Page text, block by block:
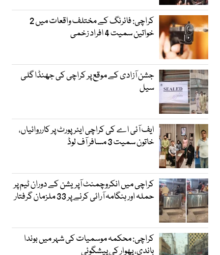
کراچی: فائرنگ کے مختلف واقعات میں 2
خواتین سمیت 4 افراد زخمی
جشن آزادی کے موقع پر کراچی کی جھنڈا گلی
سیل
ایف آئی اے کی کراچی ایئرپورٹ پر کارروائیاں،
خاتون سمیت 3 مسافر آف لوڈ
کراچی میں انکروچمنٹ آپریشن کے دوران ٹیم پر
حملہ اور ہنگامہ آرائی کرنے پر 33 ملزمان گرفتار
کراچی: محکمہ موسمیات کی شہر میں بوندا
باندی، پھوار کی پیشگوئی